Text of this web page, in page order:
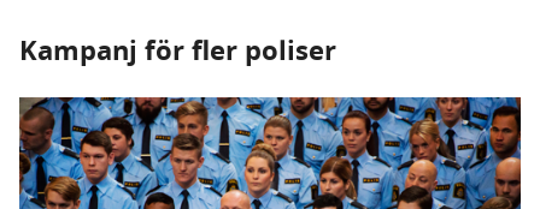
Kampanj för fler poliser